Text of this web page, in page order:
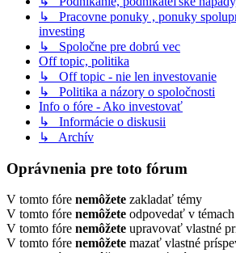
↳ Pracovne ponuky , ponuky
investing
↳ Spoločne pre dobrú vec
Off topic, politika
↳ Off topic - nie len investovanie
↳ Politika a názory o spoločnosti
Info o fóre - Ako investovať
↳ Informácie o diskusii
↳ Archív
Oprávnenia pre toto fórum
V tomto fóre nemôžete zakladať témy
V tomto fóre nemôžete odpovedať v témach
V tomto fóre nemôžete upravovať vlastné
V tomto fóre nemôžete mazať vlastné